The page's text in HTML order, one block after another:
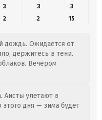
3 3
3
2 2 15
дождь. Ожидается от
держитесь в тени.
Вечером
Аисты улетают в
этого дня — зима будет